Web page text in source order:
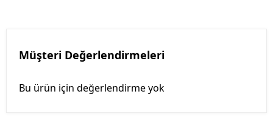
Müşteri Değerlendirmeleri
Bu ürün için değerlendirme yok